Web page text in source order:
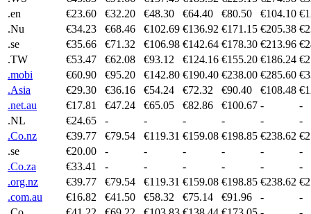
.en
€23.60 €32.20 €48.30 €64.40 €80.50 €104.10
.Nu
€34.23 €68.46 €102.69 €136.92 €171.15 €205.38
.se
€35.66 €71.32 €106.98 €142.64 €178.30 €213.96
.TW
€53.47 €62.08 €93.12 €124.16 €155.20 €186.24
.mobi
€60.90 €95.20 €142.80 €190.40 €238.00 €285.60
.Asia
€29.30 €36.16 €54.24 €72.32 €90.40 €108.48
.net.au
€17.81 €47.24 €65.05 €82.86 €100.67 -
-
.NL
€24.65 - - - - -
-
.Co.nz
€39.77 €79.54 €119.31 €159.08 €198.85 €238.62
.se
€20.00 - - - - -
-
.Co.za
€33.41 - - - - -
-
.org.nz
€39.77 €79.54 €119.31 €159.08 €198.85 €238.62
.com.au
€16.82 €41.50 €58.32 €75.14 €91.96 -
-